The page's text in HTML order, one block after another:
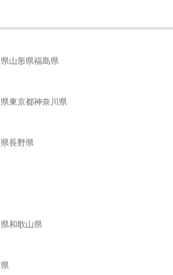
山形県福島県
東京都神奈川県
長野県
和歌山県